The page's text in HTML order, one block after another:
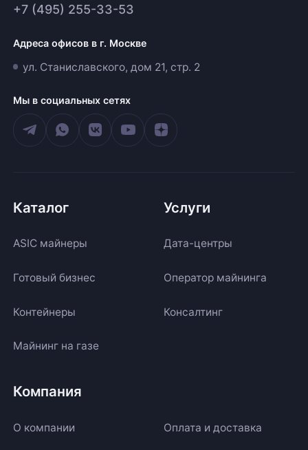
+7 (495) 255-33-53
Адреса офисов в г. Москве
ул. Станиславского, дом 21, стр. 2
Мы в социальных сетях
Каталог
ASIC майнеры
Готовый бизнес
Контейнеры
Майнинг на газе
Услуги
Дата-центры
Оператор майнинга
Консалтинг
Компания
О компании Оплата и доставка